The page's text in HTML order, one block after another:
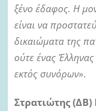
ξένο έδαφος. Η
είναι να
δικαιώματα της
ούτε ένας
εκτός συνόρων».
Στρατιώτης (ΔΒ)